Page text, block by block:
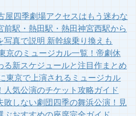
屋四季劇場アクセスはもう迷わな
前駅・熱田駅・熱田神宮西駅から
写真で説明 新幹線乗り換えも
京のミュージカル一覧！帝劇休
る新スケジュールと注目作まとめ
東京で上演されるミュージカル
人気公演のチケット攻略ガイド
敗しない劇団四季の舞浜公演！見